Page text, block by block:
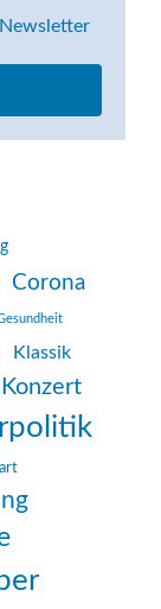
Corona
Klassik
Konzert